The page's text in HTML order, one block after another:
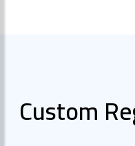
Custom